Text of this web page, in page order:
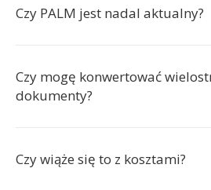
Czy PALM jest nadal aktualny?
Czy mogę konwertować
dokumenty?
Czy wiąże się to z kosztami?